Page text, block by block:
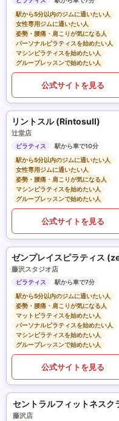
駅から5分以内のジムに通いたい人
女性専用ジムに通いたい人
姿勢・腰痛・肩こりが気になる人
パーソナルピラティスを始めたい人
マシンピラティスを始めたい人
グループレッスンで始めたい人
公式サイトを見る
リントスル (Rintosull)
辻堂店
ピラティス
駅から車で10分
駅から5分以内のジムに通いたい人
女性専用ジムに通いたい人
姿勢・腰痛・肩こりが気になる人
マシンピラティスを始めたい人
グループレッスンで始めたい人
公式サイトを見る
ゼンプレイスピラティス
藤沢スタジオ店
ピラティス
駅から車で7分
駅から5分以内のジムに通いたい人
姿勢・腰痛・肩こりが気になる人
マットピラティスを始めたい人
パーソナルピラティスを始めたい人
マシンピラティスを始めたい人
グループレッスンで始めたい人
公式サイトを見る
セントラルフィットネスク
藤沢店